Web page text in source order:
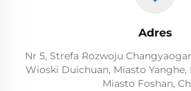
Adres
Nr 5, Strefa Rozwoju
Wioski Duichuan, Miasto
Miasto Foshan,